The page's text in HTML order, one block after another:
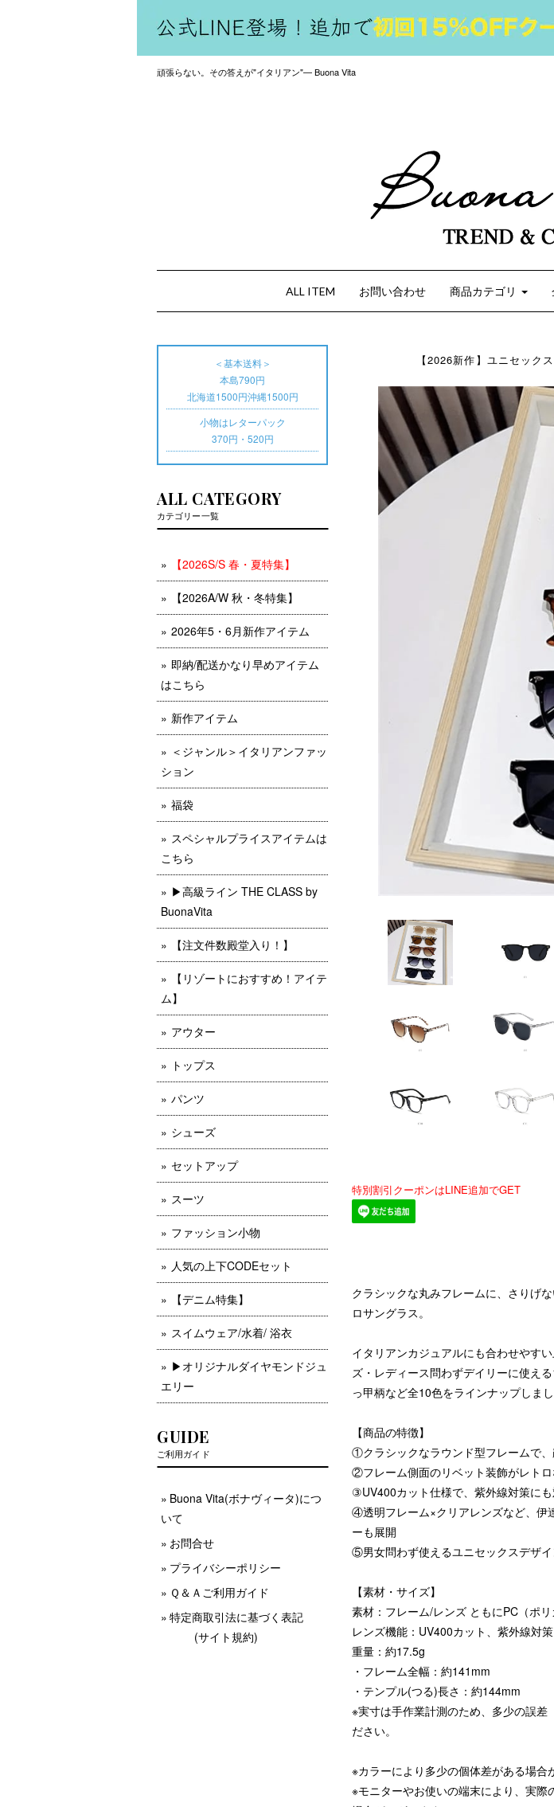
頑張らない。その答えが"イタリアン"— Buona Vita
ALL ITEM お問い合わせ 商品カテゴリ
【2026新作】ユニセック
特別割引クーポンはLINE追加でGET
クラシックな丸みフレームに、さりげ
ロサングラス。
イタリアンカジュアルにも合わせやす
ズ・レディース問わずデイリーに使え
っ甲柄など全10色をラインナップしまし
【商品の特徴】
①クラシックなラウンド型フレームで
②フレーム側面のリベット装飾がレト
③UV400カット仕様で、紫外線対策に
④透明フレーム×クリアレンズなど、伊
ーも展開
⑤男女問わず使えるユニセックスデザ
【素材・サイズ】
素材：フレーム/レンズ ともにPC（ポリ
レンズ機能：UV400カット、紫外線対策
重量：約17.5g
・フレーム全幅：約141mm
・テンプル(つる)長さ：約144mm
※実寸は手作業計測のため、多少の誤差
ださい。
※カラーにより多少の個体差がある場合
※モニターやお使いの端末により、実際
＜基本送料＞
本島790円
北海道1500円沖縄1500円
小物はレターパック
370円・520円
ALL CATEGORY
カテゴリー一覧
【2026S/S 春・夏特集】
【2026A/W 秋・冬特集】
2026年5・6月新作アイテム
即納/配送かなり早めアイテム
はこちら
新作アイテム
＜ジャンル＞イタリアンファッ
ション
福袋
スペシャルプライスアイテムは
こちら
▶︎高級ライン THE CLASS by
BuonaVita
【注文件数殿堂入り！】
【リゾートにおすすめ！アイテ
ム】
アウター
トップス
パンツ
シューズ
セットアップ
スーツ
ファッション小物
人気の上下CODEセット
【デニム特集】
スイムウェア/水着/ 浴衣
▶︎オリジナルダイヤモンドジュ
エリー
GUIDE
ご利用ガイド
Buona Vita(ボナヴィータ)につ
いて
お問合せ
プライバシーポリシー
Ｑ＆Ａご利用ガイド
特定商取引法に基づく表記
(サイト規約)